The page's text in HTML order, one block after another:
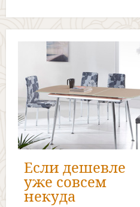
Если дешевле
уже совсем
некуда